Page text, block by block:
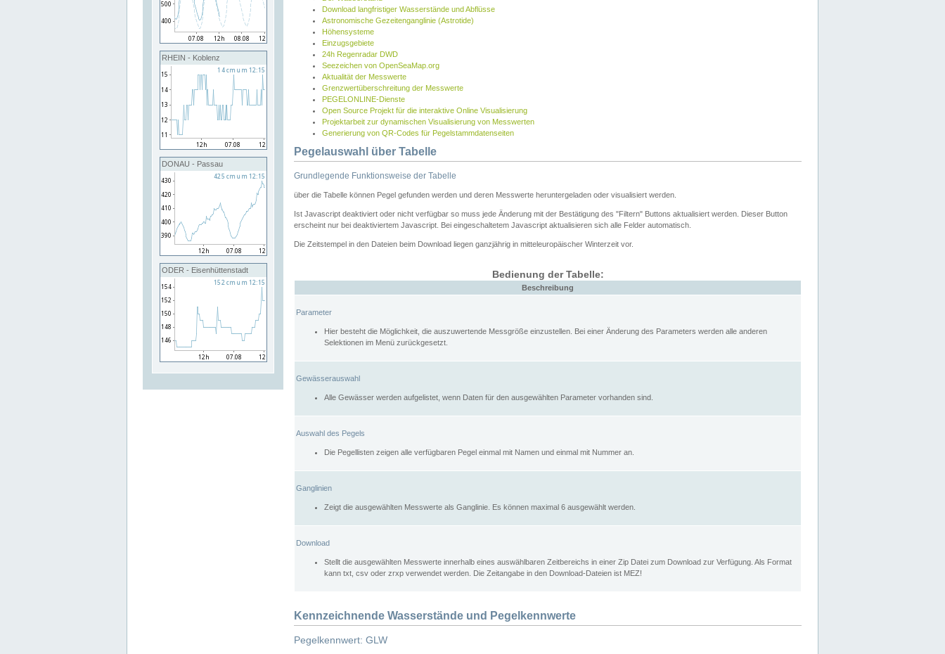
RHEIN - Koblenz
DONAU - Passau
ODER - Eisenhüttenstadt
Download langfristiger Wasserstände und Abflüsse
Astronomische Gezeitenganglinie (Astrotide)
Höhensysteme
Einzugsgebiete
24h Regenradar DWD
Seezeichen von OpenSeaMap.org
Aktualität der Messwerte
Grenzwertüberschreitung der Messwerte
PEGELONLINE-Dienste
Open Source Projekt für die interaktive Online Visualisierung
Projektarbeit zur dynamischen Visualisierung von Messwerten
Generierung von QR-Codes für Pegelstammdatenseiten
Pegelauswahl über Tabelle
Grundlegende Funktionsweise der Tabelle
über die Tabelle können Pegel gefunden werden und deren Messwerte heruntergeladen oder visualisiert werden.
Ist Javascript deaktiviert oder nicht verfügbar so muss jede Änderung mit der Bestätigung des "Filtern" Buttons aktualisiert werden. Dieser Button
erscheint nur bei deaktiviertem Javascript. Bei eingeschaltetem Javascript aktualisieren sich alle Felder automatisch.
Die Zeitstempel in den Dateien beim Download liegen ganzjährig in mitteleuropäischer Winterzeit vor.
Bedienung der Tabelle:
Beschreibung
Parameter
Hier besteht die Möglichkeit, die auszuwertende Messgröße einzustellen. Bei einer Änderung des Parameters werden alle anderen
Selektionen im Menü zurückgesetzt.
Gewässerauswahl
Alle Gewässer werden aufgelistet, wenn Daten für den ausgewählten Parameter vorhanden sind.
Auswahl des Pegels
Die Pegellisten zeigen alle verfügbaren Pegel einmal mit Namen und einmal mit Nummer an.
Ganglinien
Zeigt die ausgewählten Messwerte als Ganglinie. Es können maximal 6 ausgewählt werden.
Download
Stellt die ausgewählten Messwerte innerhalb eines auswählbaren Zeitbereichs in einer Zip Datei zum Download zur Verfügung. Als Format
kann txt, csv oder zrxp verwendet werden. Die Zeitangabe in den Download-Dateien ist MEZ!
Kennzeichnende Wasserstände und Pegelkennwerte
Pegelkennwert: GLW